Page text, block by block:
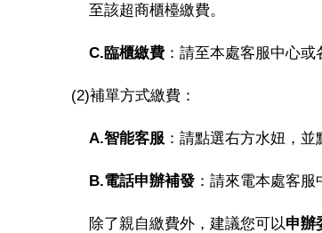
至該超商櫃檯繳費。
C.臨櫃繳費 ：請至本處客服中心
(2)補單方式繳費：
A.智能客服 ：請點選右方水妞，
B.電話申辦補發 ：請來電本處客
除了親自繳費外，建議您可以申辦